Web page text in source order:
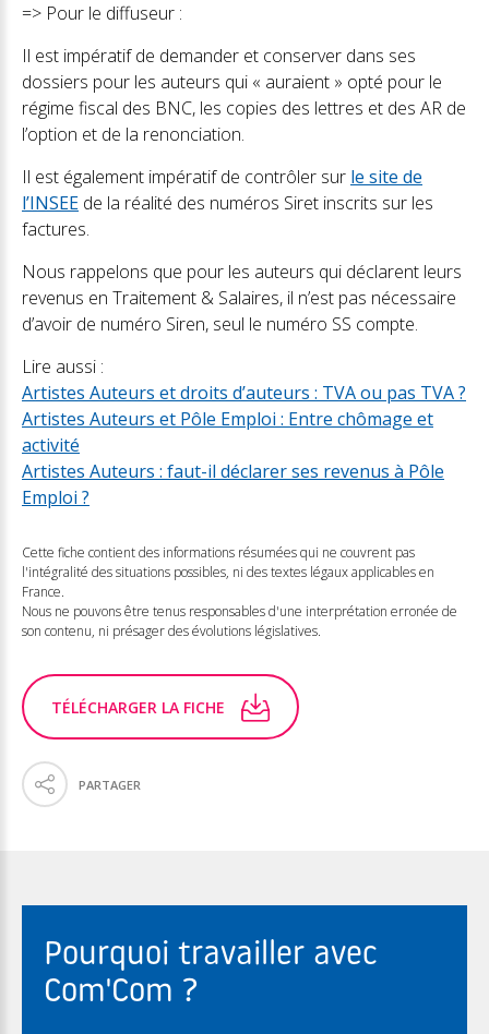
=> Pour le diffuseur :
Il est impératif de demander et conserver dans ses
dossiers pour les auteurs qui « auraient » opté pour le
régime fiscal des BNC, les copies des lettres et des AR de
l’option et de la renonciation.
Il est également impératif de contrôler sur le site de
l’INSEE de la réalité des numéros Siret inscrits sur les
factures.
Nous rappelons que pour les auteurs qui déclarent leurs
revenus en Traitement & Salaires, il n’est pas nécessaire
d’avoir de numéro Siren, seul le numéro SS compte.
Lire aussi :
Artistes Auteurs et droits d’auteurs : TVA ou pas TVA ?
Artistes Auteurs et Pôle Emploi : Entre chômage et
activité
Artistes Auteurs : faut-il déclarer ses revenus à Pôle
Emploi ?
Cette fiche contient des informations résumées qui ne couvrent pas
l'intégralité des situations possibles, ni des textes légaux applicables en
France.
Nous ne pouvons être tenus responsables d'une interprétation erronée de
son contenu, ni présager des évolutions législatives.
PARTAGER
TÉLÉCHARGER LA FICHE
Pourquoi travailler avec
Com'Com ?